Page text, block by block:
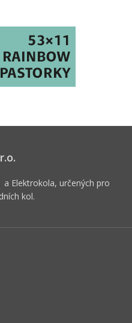
a Elektrokola, určených pro
kol.